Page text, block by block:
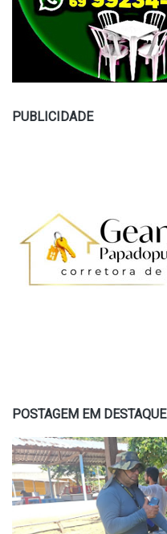
PUBLICIDADE
POSTAGEM EM DESTAQUE